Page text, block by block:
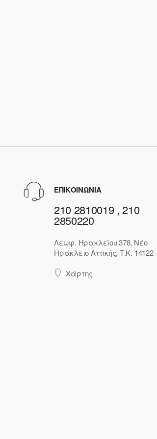
ΕΠΙΚΟΙΝΩΝΙΑ
210 2810019 , 210
2850220
Λεωφ. Ηρακλείου 378, Νέο
Ηράκλειο Αττικής, Τ.Κ. 14122
Χάρτης